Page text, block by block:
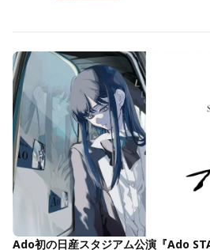
Ado初の日産スタジアム公演『Ado